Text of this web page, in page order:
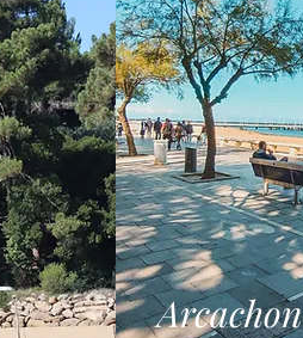
Arcachon